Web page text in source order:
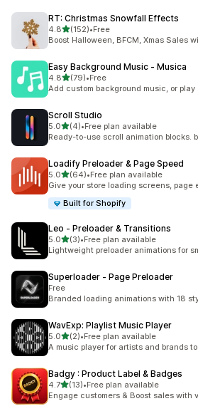
RT: Christmas Snowfall Effects
4.8滿分 5 顆星
(152)
共有 152 則評價
•Free
Boost Halloween, BFCM, Xmas Sales
Easy Background Music ‑ Musica
4.8滿分 5 顆星
(79)
共有 79 則評價
•Free
Add custom background music, or
Scroll Studio
5.0滿分 5 顆星
(4)
共有 4 則評價
•Free plan available
Ready-to-use scroll animation blocks.
Loadify Preloader & Page Speed
5.0滿分 5 顆星
(64)
共有 64 則評價
•Free plan available
Give your store loading screens, page
Built for Shopify
Leo ‑ Preloader & Transitions
5.0滿分 5 顆星
(3)
共有 3 則評價
•Free plan available
Lightweight preloader animations for
Superloader ‑ Page Preloader
Free
Branded loading animations with 18
WavExp: Playlist Music Player
5.0滿分 5 顆星
(2)
共有 2 則評價
•Free plan available
A music player for artists and brands
Badgy : Product Label & Badges
4.7滿分 5 顆星
(13)
共有 13 則評價
•Free plan available
Engage customers & Boost sales with